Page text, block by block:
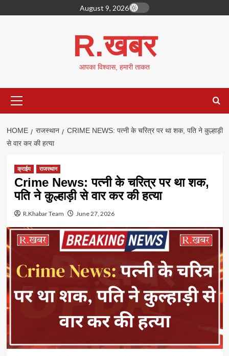
to
August 9, 2026
R.खबर
आपका विश्वास, हमारी ताकत
Menu
HOME राजस्थान
CRIME NEWS: पत्नी के चरित्र पर था शक, पति ने कुल्हाड़ी
से वार कर की हत्या
क्राईम राजस्थान
Crime News: पत्नी के चरित्र पर था शक,
पति ने कुल्हाड़ी से वार कर की हत्या
R.Khabar Team June 27, 2026